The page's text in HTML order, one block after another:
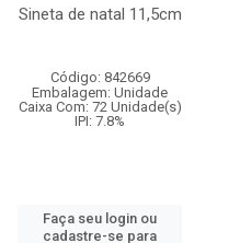
Sineta de natal 11,5cm
Código: 842669
Embalagem: Unidade
Caixa Com: 72 Unidade(s)
IPI: 7.8%
Faça seu login ou
cadastre-se para